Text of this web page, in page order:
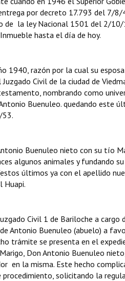
por decreto 17.793 del 7/
de la ley Nacional 1501 del 2/
hasta el día de hoy.
razón por la cual su
Civil de la ciudad de
nombrando como
Buenuleo. quedando este
53.
Buenuleo nieto con su tío
algunos animales y fundando
últimos ya con el apellido
Huapi.
Civil 1 de Bariloche a cargo
Antonio Buenuleo (abuelo) a
trámite se presenta en el
Don Antonio Buenuleo
en la misma. Este hecho
solicitando la